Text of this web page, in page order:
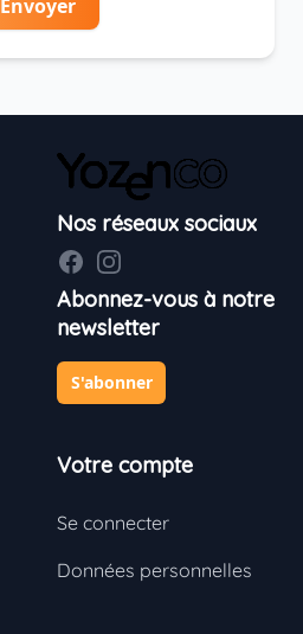
Envoyer
Nos réseaux sociaux
FacebookInstagram
Abonnez-vous à notre
newsletter
S'abonner
Votre compte
Se connecter
Données personnelles